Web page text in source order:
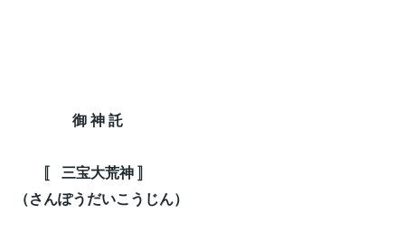
御 神 託
〚 三宝大荒神 〛
（さんぽうだいこうじん）